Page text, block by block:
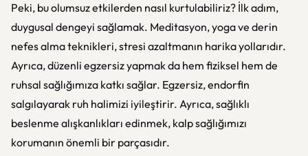
Peki, bu olumsuz etkilerden nasıl kurtulabiliriz? İlk adım,
duygusal dengeyi sağlamak. Meditasyon, yoga ve derin
nefes alma teknikleri, stresi azaltmanın harika yollarıdır.
Ayrıca, düzenli egzersiz yapmak da hem fiziksel hem de
ruhsal sağlığımıza katkı sağlar. Egzersiz, endorfin
salgılayarak ruh halimizi iyileştirir. Ayrıca, sağlıklı
beslenme alışkanlıkları edinmek, kalp sağlığımızı
korumanın önemli bir parçasıdır.